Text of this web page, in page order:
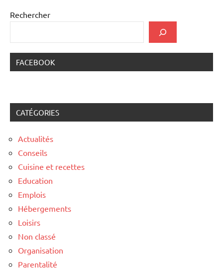
Rechercher
FACEBOOK
CATÉGORIES
Actualités
Conseils
Cuisine et recettes
Education
Emplois
Hébergements
Loisirs
Non classé
Organisation
Parentalité